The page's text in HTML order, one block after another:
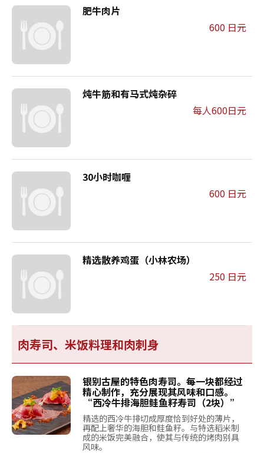
肥牛肉片
600 日元
炖牛筋和有马式炖杂碎
每人600日元
30小时咖喱
600 日元
精选散养鸡蛋（小林农场）
250 日元
肉寿司、米饭料理和肉刺身
银别古屋的特色肉寿司。每一块都经过
精心制作，充分展现其风味和口感。
“西冷牛排海胆鲑鱼籽寿司（2块）”
精选的西冷牛排切成厚度恰到好处的薄片，
再配上奢华的海胆和鲑鱼籽。与特选稻米制
成的米饭完美融合，使其与传统的烤肉别具
风味。